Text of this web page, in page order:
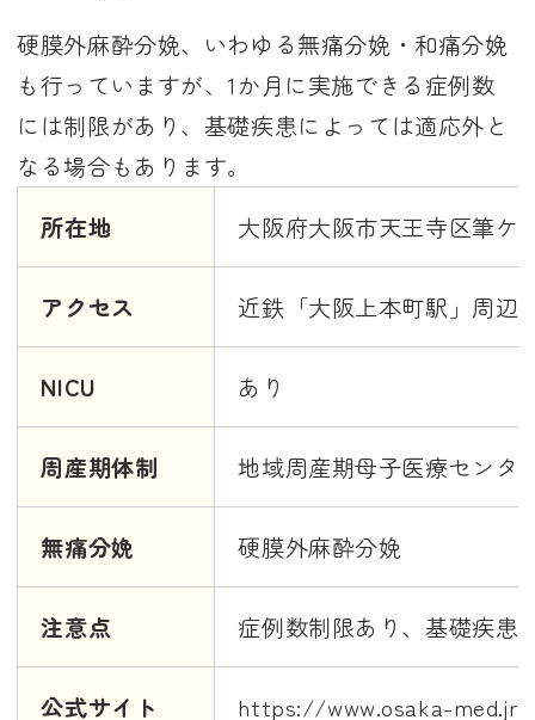
硬膜外麻酔分娩、いわゆる無痛分娩・和痛分娩
も行っていますが、1か月に実施できる症例数
には制限があり、基礎疾患によっては適応外と
なる場合もあります。
所在地
大阪府大阪市天王寺区筆ケ
アクセス 近鉄「大阪上本町駅」周辺
NICU あり
周産期体制 地域周産期母子医療センタ
無痛分娩 硬膜外麻酔分娩
注意点 症例数制限あり、基礎疾患
公式サイト https://www.osaka-